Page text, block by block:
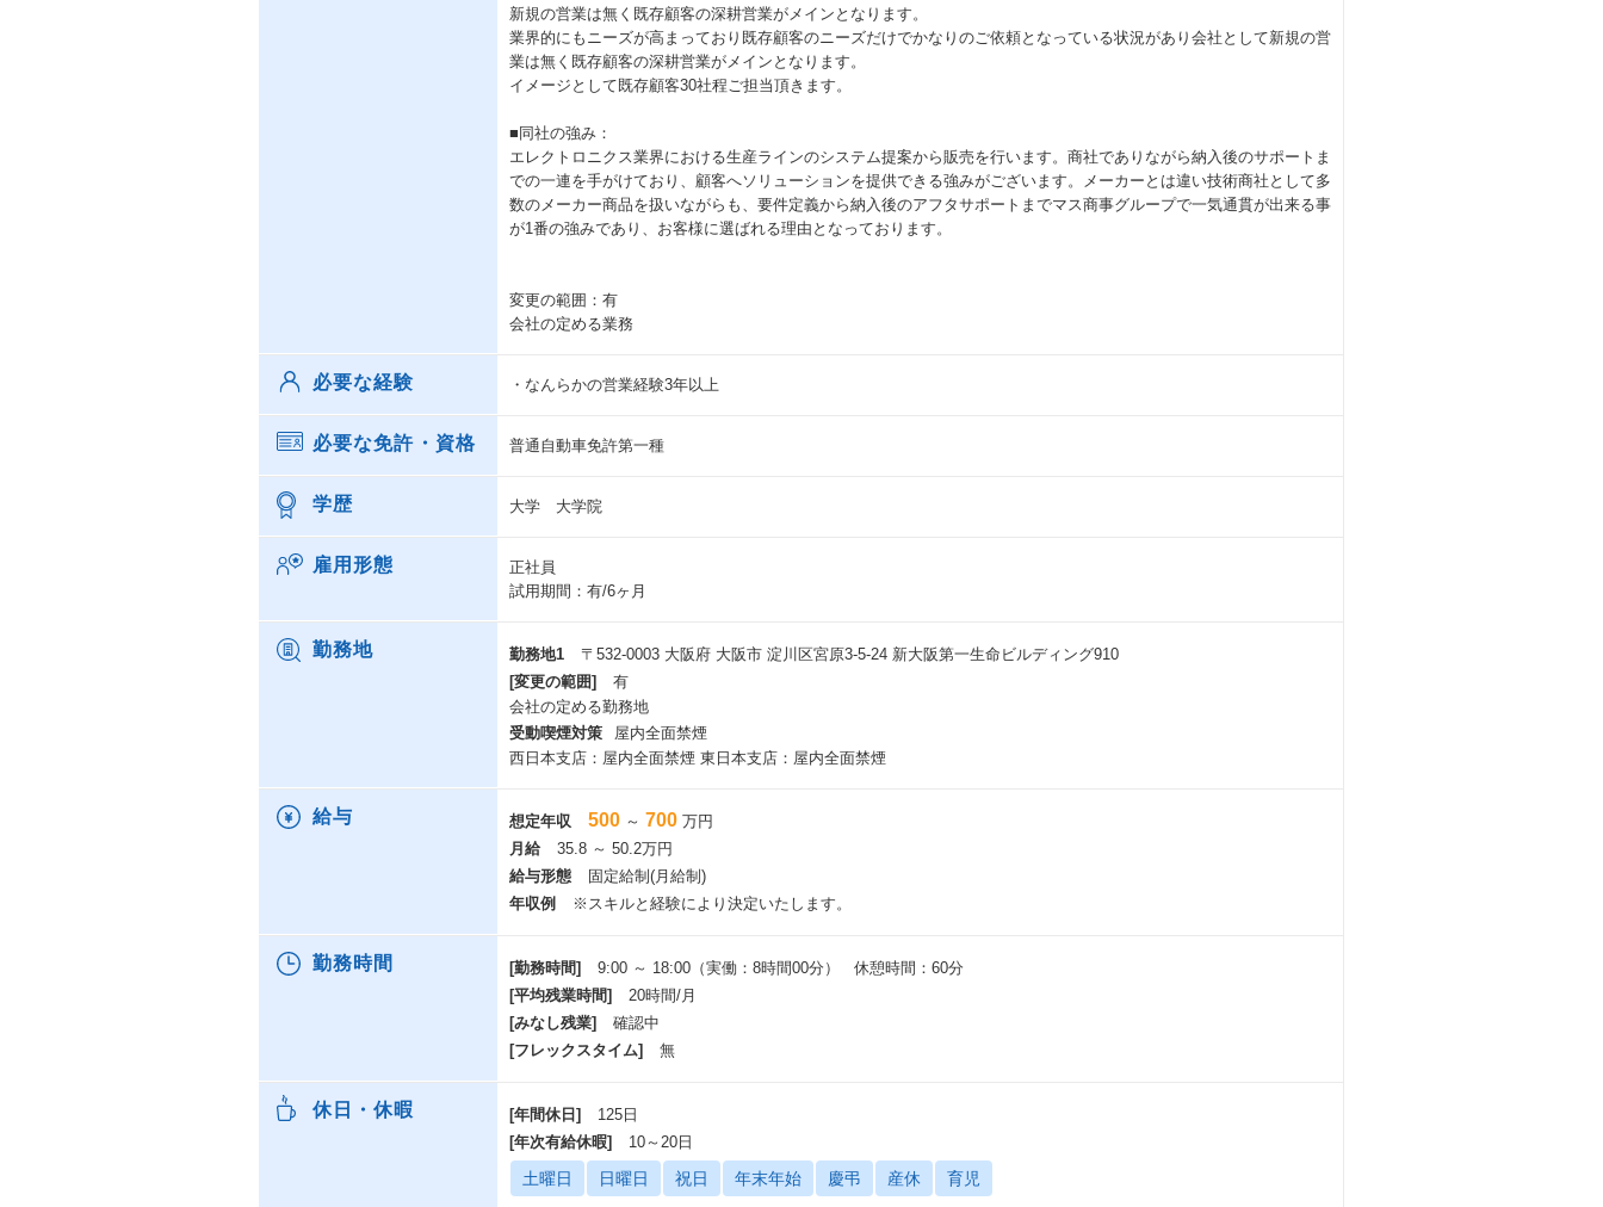
新規の営業は無く既存顧客の深耕営業がメインとなります。
業界的にもニーズが高まっており既存顧客のニーズだけでかなりのご依頼となっている状況があり会社として新規の営
業は無く既存顧客の深耕営業がメインとなります。
イメージとして既存顧客30社程ご担当頂きます。
■同社の強み：
エレクトロニクス業界における生産ラインのシステム提案から販売を行います。商社でありながら納入後のサポートま
での一連を手がけており、顧客へソリューションを提供できる強みがございます。メーカーとは違い技術商社として多
数のメーカー商品を扱いながらも、要件定義から納入後のアフタサポートまでマス商事グループで一気通貫が出来る事
が1番の強みであり、お客様に選ばれる理由となっております。
変更の範囲：有
会社の定める業務
必要な経験 ・なんらかの営業経験3年以上
必要な免許・資格 普通自動車免許第一種
学歴 大学 大学院
雇用形態
正社員
試用期間：有/6ヶ月
勤務地 勤務地1
〒532-0003 大阪府 大阪市 淀川区宮原3-5-24 新大阪第一生命ビルディング910
[変更の範囲]
有
会社の定める勤務地
受動喫煙対策
屋内全面禁煙
西日本支店：屋内全面禁煙 東日本支店：屋内全面禁煙
給与 想定年収 500 ～ 700 万円
月給
35.8 ～ 50.2万円
給与形態
固定給制(月給制)
年収例
※スキルと経験により決定いたします。
勤務時間 [勤務時間]
9:00 ～ 18:00（実働：8時間00分） 休憩時間：60分
[平均残業時間]
20時間/月
[みなし残業]
確認中
[フレックスタイム]
無
休日・休暇 [年間休日]
125日
[年次有給休暇]
10～20日
土曜日 日曜日 祝日 年末年始 慶弔 産休 育児